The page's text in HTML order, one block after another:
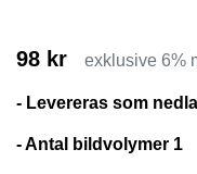
98 kr exklusive 6%
- Levereras som
- Antal bildvolymer 1